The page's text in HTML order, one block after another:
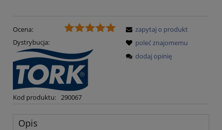
Ocena:
Dystrybucja:
Kod produktu: 290067
zapytaj o produkt
poleć znajomemu
dodaj opinię
Opis